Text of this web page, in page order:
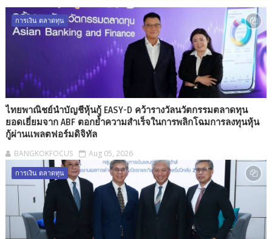
การเงิน ตลาดทุน
ไทยพาณิชย์นำบัญชีหุ้นกู้ EASY-D คว้ารางวัลนวัตกรรมตลาดทุน
ยอดเยี่ยมจาก ABF ตอกย้ำความสำเร็จในการพลิกโฉมการลงทุนหุ้น
กู้ผ่านแพลตฟอร์มดิจิทัล
BANGKOKFOCUS Aug 05, 2026
การเงิน ตลาดทุน